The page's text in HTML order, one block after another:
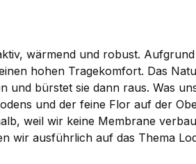
wärmend und robust.
hohen Tragekomfort. Das
bürstet sie dann raus. Was
und der feine Flor auf der
weil wir keine Membrane
wir ausführlich auf das Thema